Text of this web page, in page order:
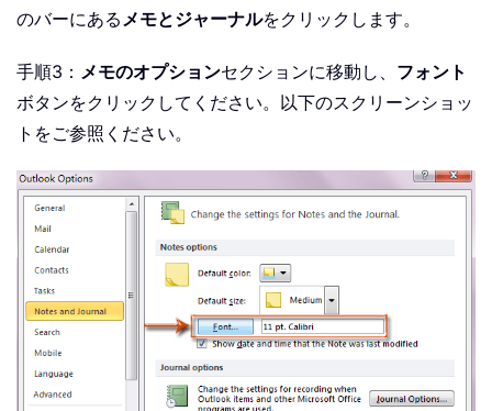
のバーにある メモとジャーナルをクリックします。
手順3： メモのオプションセクションに移動し、 フォント
ボタンをクリックしてください。以下のスクリーンショッ
トをご参照ください。